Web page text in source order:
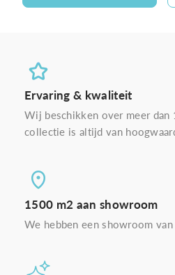
Ervaring & kwaliteit
Wij beschikken over meer dan
collectie is altijd van
1500 m2 aan showroom
We hebben een showroom